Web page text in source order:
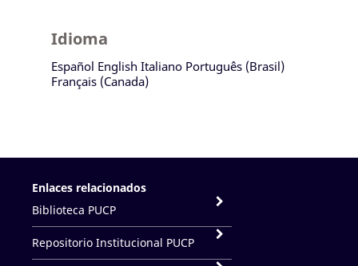
Idioma
Español English Italiano Português (Brasil)
Français (Canada)
Enlaces relacionados
Biblioteca PUCP
Repositorio Institucional PUCP